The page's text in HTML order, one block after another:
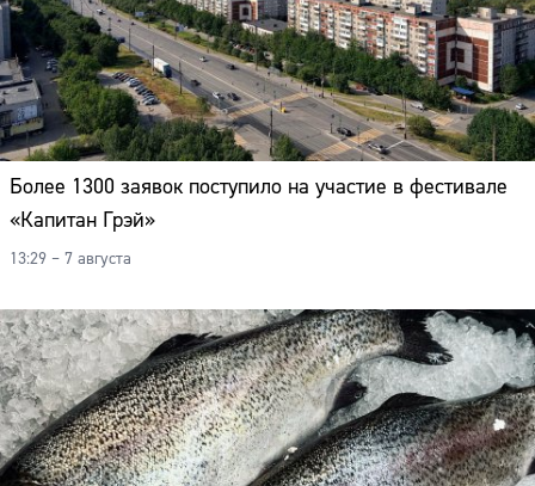
Более 1300 заявок поступило на участие в фестивале
«Капитан Грэй»
13:29 – 7 августа